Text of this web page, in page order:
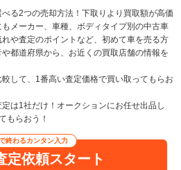
る2つの売却方法！下取りより買取額が高価
メーカー、車種、ボディタイプ別の中古車
や査定のポイントなど、初めて車を売る方
都道府県から、お近くの買取店舗の情報を
較して、1番高い査定価格で買い取ってもらお
定は1社だけ！オークションにお任せ出品し
もらおう！
終わるカンタン入力
定依頼スタート